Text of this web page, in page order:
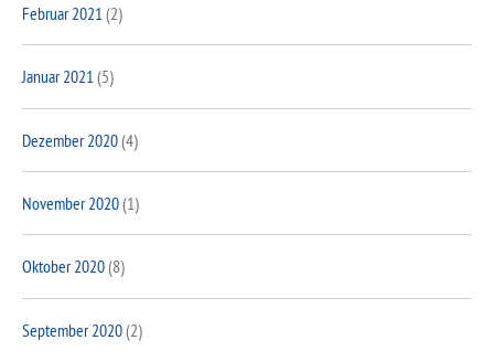
Februar 2021 (2)
Januar 2021(5)
Dezember 2020(4)
November 2020(1)
Oktober 2020(8)
September 2020(2)